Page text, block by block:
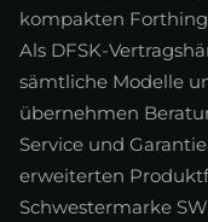
kompakten
Als DFSK-
sämtliche Modelle
übernehmen
Service und
erweiterten
Schwestermarke